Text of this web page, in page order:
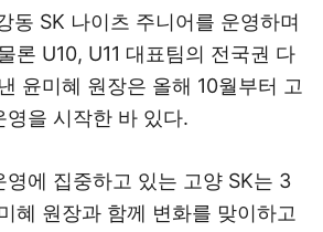
동 SK 나이츠 주니어를 운영하며
론 U10, U11 대표팀의 전국권 다
윤미혜 원장은 올해 10월부터 고
영을 시작한 바 있다.
영에 집중하고 있는 고양 SK는 3
혜 원장과 함께 변화를 맞이하고